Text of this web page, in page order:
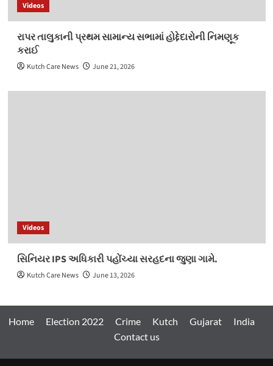
Videos
રાપર તાલુકાની પ્રથમ સામાન્ય સભામાં હોદ્દેદારોની નિમણૂક
કરાઈ
Kutch Care News June 21, 2026
Videos
સિનિયર IPS અધિકારી પહોંચ્યા સરહદના જુણા ગામે.
Kutch Care News June 13, 2026
Home Election 2022 Crime Kutch Gujarat
India
Contact us